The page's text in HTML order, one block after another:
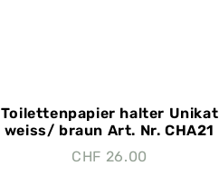
Toilettenpapier halter Unikat
weiss/ braun Art. Nr. CHA21
CHF 26.00